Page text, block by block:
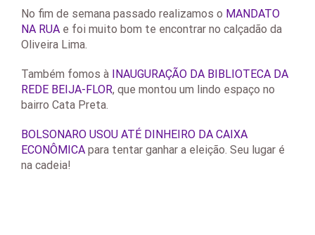
No fim de semana passado realizamos o MANDATO
NA RUA e foi muito bom te encontrar no calçadão da
Oliveira Lima.
Também fomos à INAUGURAÇÃO DA BIBLIOTECA DA
REDE BEIJA-FLOR, que montou um lindo espaço no
bairro Cata Preta.
BOLSONARO USOU ATÉ DINHEIRO DA CAIXA
ECONÔMICA para tentar ganhar a eleição. Seu lugar é
na cadeia!